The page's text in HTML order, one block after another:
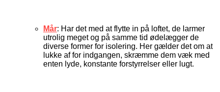
Mår: Har det med at flytte in på loftet, de larmer
utrolig meget og på samme tid ødelægger de
diverse former for isolering. Her gælder det om at
lukke af for indgangen, skræmme dem væk med
enten lyde, konstante forstyrrelser eller lugt.